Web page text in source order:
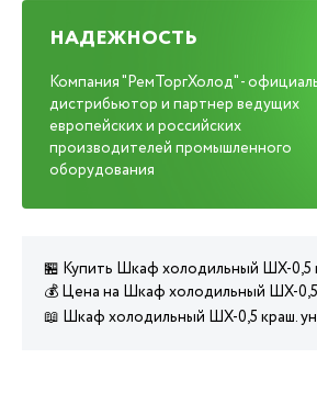
НАДЕЖНОСТЬ
Компания "РемТоргХолод" -
дистрибьютор и партнер ведущих
европейских и российских
производителей промышленного
оборудования
🏪 Купить Шкаф холодильный ШХ-0,5
💰 Цена на Шкаф холодильный ШХ-0,5
📖 Шкаф холодильный ШХ-0,5 краш.